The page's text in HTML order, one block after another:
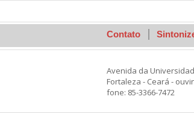
Contato
Avenida da
Fortaleza - Ceará -
fone: 85-3366-7472